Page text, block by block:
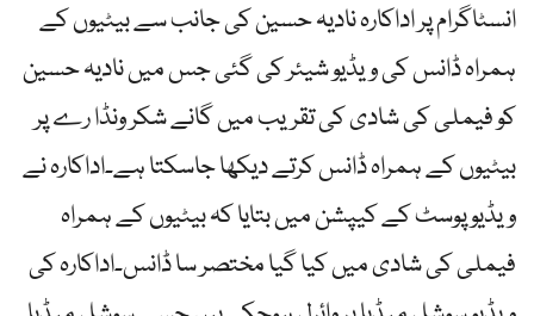
انسٹاگرام پر اداکارہ نادیہ حسین کی جانب سے بیٹیوں کے
ہمراہ ڈانس کی ویڈیو شیئر کی گئی جس میں نادیہ حسین
کو فیملی کی شادی کی تقریب میں گانے شکر ونڈا رے پر
بیٹیوں کے ہمراہ ڈانس کرتے دیکھا جاسکتا ہے۔اداکارہ نے
ویڈیو پوسٹ کے کیپشن میں بتایا کہ بیٹیوں کے ہمراہ
فیملی کی شادی میں کیا گیا مختصر سا ڈانس۔اداکارہ کی